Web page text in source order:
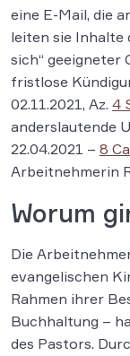
eine E-Mail, die
leiten sie Inhalte
sich“ geeigneter
fristlose
02.11.2021, Az. 4
anderslautende
22.04.2021 – 8
Arbeitnehmerin
Worum
Die
evangelischen
Rahmen ihrer
Buchhaltung –
des Pastors.